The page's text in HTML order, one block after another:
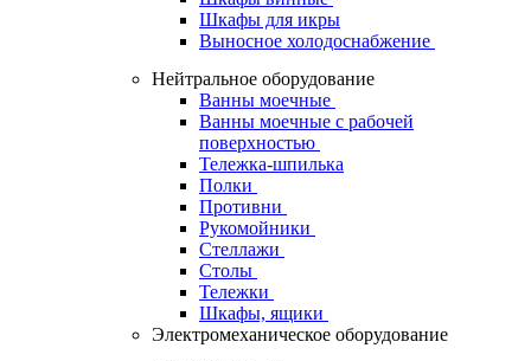
Шкафы для икры
Выносное холодоснабжение
Нейтральное оборудование
Ванны моечные
Ванны моечные с рабочей
поверхностью
Тележка-шпилька
Полки
Противни
Рукомойники
Стеллажи
Столы
Тележки
Шкафы, ящики
Электромеханическое оборудование